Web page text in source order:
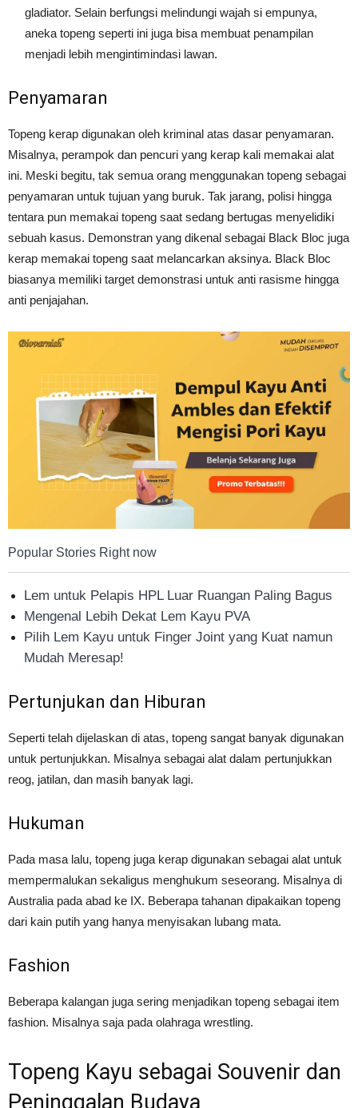
gladiator. Selain berfungsi melindungi wajah si empunya,
aneka topeng seperti ini juga bisa membuat penampilan
menjadi lebih mengintimindasi lawan.
Penyamaran
Topeng kerap digunakan oleh kriminal atas dasar penyamaran.
Misalnya, perampok dan pencuri yang kerap kali memakai alat
ini. Meski begitu, tak semua orang menggunakan topeng sebagai
penyamaran untuk tujuan yang buruk. Tak jarang, polisi hingga
tentara pun memakai topeng saat sedang bertugas menyelidiki
sebuah kasus. Demonstran yang dikenal sebagai Black Bloc juga
kerap memakai topeng saat melancarkan aksinya. Black Bloc
biasanya memiliki target demonstrasi untuk anti rasisme hingga
anti penjajahan.
Popular Stories Right now
Lem untuk Pelapis HPL Luar Ruangan Paling Bagus
Mengenal Lebih Dekat Lem Kayu PVA
Pilih Lem Kayu untuk Finger Joint yang Kuat namun
Mudah Meresap!
Pertunjukan dan Hiburan
Seperti telah dijelaskan di atas, topeng sangat banyak digunakan
untuk pertunjukkan. Misalnya sebagai alat dalam pertunjukkan
reog, jatilan, dan masih banyak lagi.
Hukuman
Pada masa lalu, topeng juga kerap digunakan sebagai alat untuk
mempermalukan sekaligus menghukum seseorang. Misalnya di
Australia pada abad ke IX. Beberapa tahanan dipakaikan topeng
dari kain putih yang hanya menyisakan lubang mata.
Fashion
Beberapa kalangan juga sering menjadikan topeng sebagai item
fashion. Misalnya saja pada olahraga wrestling.
Topeng Kayu sebagai Souvenir dan
Peninggalan Budaya